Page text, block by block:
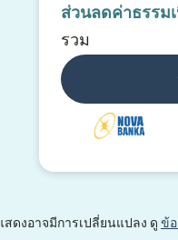
ส่วนลดค่าธรรม
รวม
ดงอาจมีการเปลี่ยนแปลง ดู ข้อ